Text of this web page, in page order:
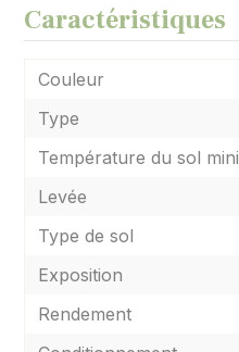
Caractéristiques
Couleur
Type
Température du sol mini
Levée
Type de sol
Exposition
Rendement